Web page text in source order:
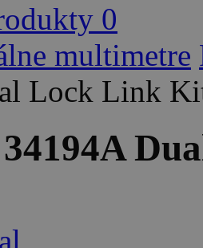
0
multimetre
Lock Link